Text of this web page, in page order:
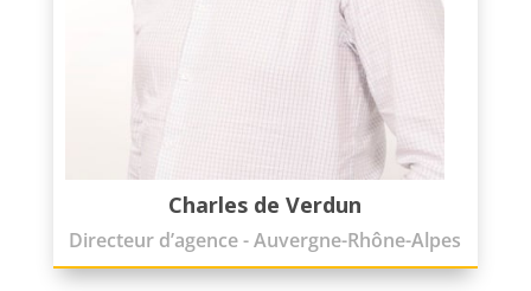
Charles de Verdun
Directeur d’agence - Auvergne-Rhône-Alpes